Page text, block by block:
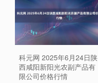
科元网 2025年6月24日陕
西咸阳新阳光农副产品有
限公司价格行情